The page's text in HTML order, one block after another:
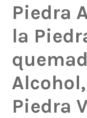
Piedra
la
Alcohol,
Piedra